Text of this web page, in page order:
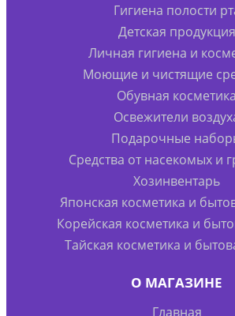
Гигиена полости
Детская продукция
Личная гигиена и
Моющие и чистящие
Обувная косметика
Освежители
Подарочные
Средства от насекомых и
Хозинвентарь
Японская косметика и
Корейская косметика и
Тайская косметика и
О МАГАЗИНЕ
Главная